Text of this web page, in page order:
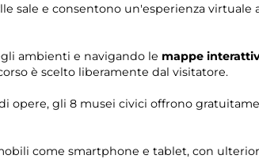
sale e consentono un'esperienza virtuale
ambienti e navigando le mappe
è scelto liberamente dal visitatore.
opere, gli 8 musei civici offrono
come smartphone e tablet, con